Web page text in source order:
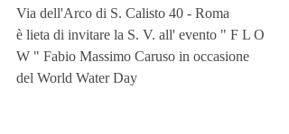
Via dell'Arco di S. Calisto 40 - Roma
è lieta di invitare la S. V. all' evento " F L O
W " Fabio Massimo Caruso in occasione
del World Water Day